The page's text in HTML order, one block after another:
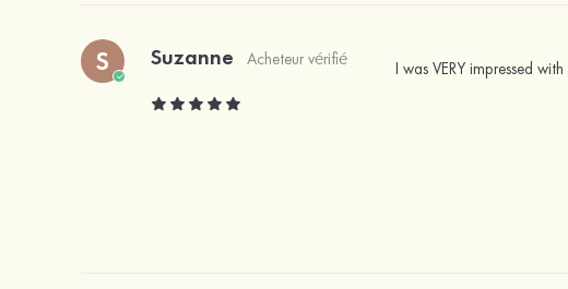
S Suzanne Acheteur vérifié I was VERY impressed